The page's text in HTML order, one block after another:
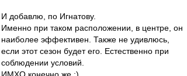
И добавлю, по Игнатову.
Именно при таком расположении, в центре, он
наиболее эффективен. Также не удивлюсь,
если этот сезон будет его. Естественно при
соблюдении условий.